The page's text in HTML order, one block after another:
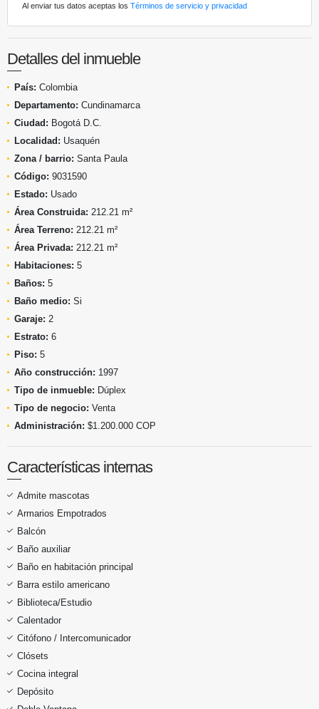
Al enviar tus datos aceptas los Términos de servicio y privacidad
Detalles del inmueble
País: Colombia
Departamento: Cundinamarca
Ciudad: Bogotá D.C.
Localidad: Usaquén
Zona / barrio: Santa Paula
Código: 9031590
Estado: Usado
Área Construida: 212.21 m²
Área Terreno: 212.21 m²
Área Privada: 212.21 m²
Habitaciones: 5
Baños: 5
Baño medio: Si
Garaje: 2
Estrato: 6
Piso: 5
Año construcción: 1997
Tipo de inmueble: Dúplex
Tipo de negocio: Venta
Administración: $1.200.000 COP
Características internas
Admite mascotas
Armarios Empotrados
Balcón
Baño auxiliar
Baño en habitación principal
Barra estilo americano
Biblioteca/Estudio
Calentador
Citófono / Intercomunicador
Clósets
Cocina integral
Depósito